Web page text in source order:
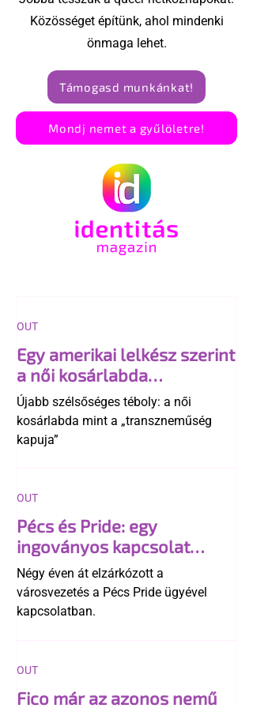
Közösséget építünk, ahol mindenki
önmaga lehet.
Támogasd munkánkat!
Mondj nemet a gyűlöletre!
Egy amerikai lelkész szerint
a női kosárlabda
transzneműséghez vezet
Újabb szélsőséges téboly: a női
kosárlabda mint a „transzneműség
kapuja”
OUT
Pécs és Pride: egy
ingoványos kapcsolat
története
Négy éven át elzárkózott a
városvezetés a Pécs Pride ügyével
kapcsolatban.
OUT
Fico már az azonos nemű
OUT